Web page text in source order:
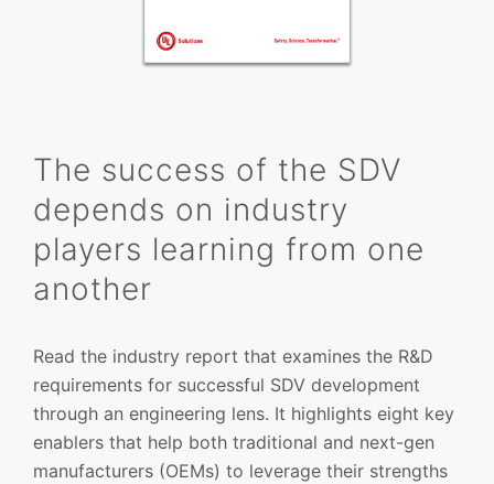
The success of the SDV
depends on industry
players learning from one
another
Read the industry report that examines the R&D
requirements for successful SDV development
through an engineering lens. It highlights eight key
enablers that help both traditional and next-gen
manufacturers (OEMs) to leverage their strengths